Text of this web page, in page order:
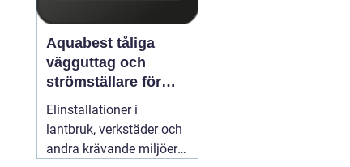
Aquabest tåliga
vägguttag och
strömställare för
krävande miljöer
Elinstallationer i
lantbruk, verkstäder och
andra krävande miljöer